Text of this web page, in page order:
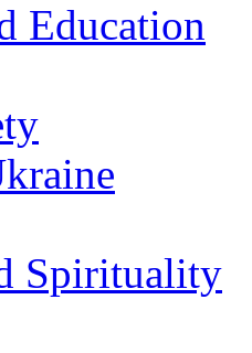
Education
Spirituality